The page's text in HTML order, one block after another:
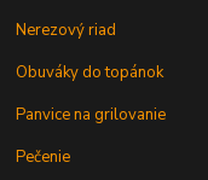
Nerezový riad
Obuváky do topánok
Panvice na grilovanie
Pečenie